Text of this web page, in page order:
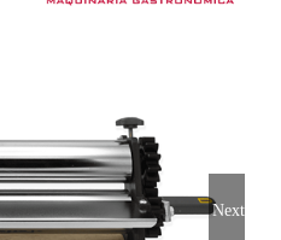
Next